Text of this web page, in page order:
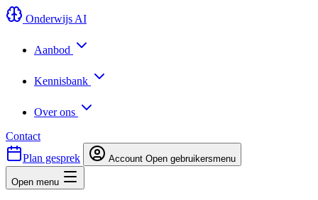
Onderwijs AI
Aanbod
Kennisbank
Over ons
Contact
Plan gesprek
Account Open gebruikersmenu
Open menu